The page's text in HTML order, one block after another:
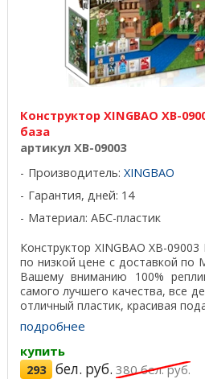
Конструктор XINGBAO XB-
база
артикул XB-09003
Производитель: XINGBAO
Гарантия, дней: 14
Материал: АБС-пластик
Конструктор XINGBAO XB-
по низкой цене с доставкой по
Вашему вниманию 100%
самого лучшего качества, все
отличный пластик, красивая
подробнее
купить
293 бел. руб. 380бел. руб.